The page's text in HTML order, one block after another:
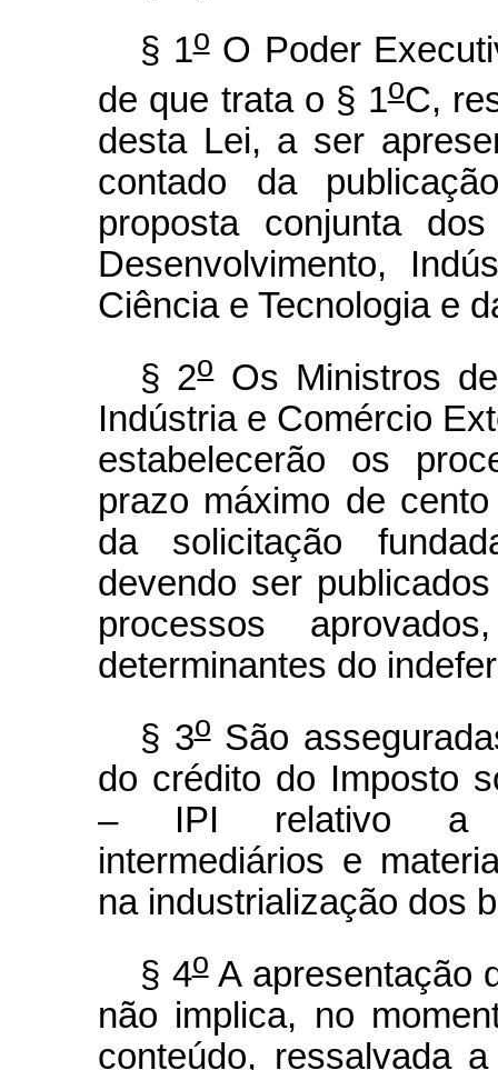
§ 1oO Poder
de que trata o § 1oC,
desta Lei, a ser
contado da
proposta conjunta
Desenvolvimento,
Ciência e Tecnologia e
§ 2oOs Ministros
Indústria e Comércio
estabelecerão os
prazo máximo de
da solicitação
devendo ser
processos
determinantes do
§ 3oSão
do crédito do Imposto
– IPI relativo a
intermediários e
na industrialização dos
§ 4oA apresentação
não implica, no
conteúdo, ressalvada